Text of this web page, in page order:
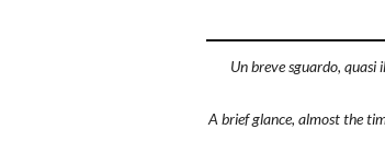
Un breve sguardo, quasi
A brief glance, almost the